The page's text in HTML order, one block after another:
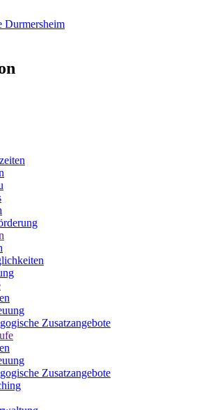
Zusatzangebote
Zusatzangebote